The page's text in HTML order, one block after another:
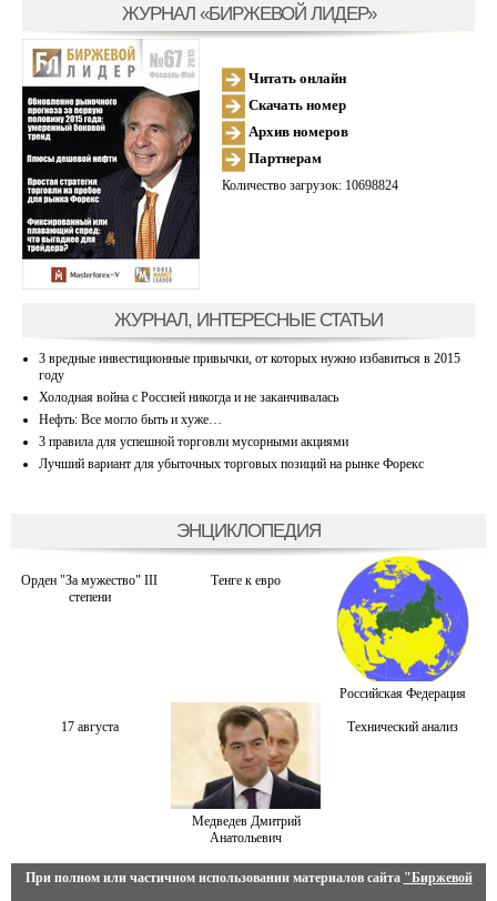
ЖУРНАЛ «БИРЖЕВОЙ ЛИДЕР»
Читать онлайн
Скачать номер
Архив номеров
Партнерам
Количество загрузок: 10698824
ЖУРНАЛ, ИНТЕРЕСНЫЕ СТАТЬИ
3 вредные инвестиционные привычки, от которых нужно избавиться в 2015
году
Холодная война с Россией никогда и не заканчивалась
Нефть: Все могло быть и хуже…
3 правила для успешной торговли мусорными акциями
Лучший вариант для убыточных торговых позиций на рынке Форекс
ЭНЦИКЛОПЕДИЯ
Орден "За мужество" III
степени
Тенге к евро
Российская Федерация
17 августа
Медведев Дмитрий
Анатольевич
Технический анализ
При полном или частичном использовании материалов сайта "Биржевой